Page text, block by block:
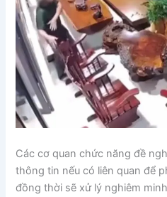
Các cơ quan chức năng đề
thông tin nếu có liên quan để
đồng thời sẽ xử lý nghiêm